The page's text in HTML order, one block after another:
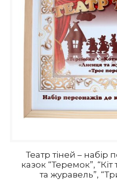
Театр тіней – набір
казок “Теремок”,
та журавель”,